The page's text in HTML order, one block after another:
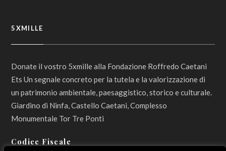
5XMILLE
Donate il vostro 5xmille alla Fondazione Roffredo Caetani
Ets Un segnale concreto per la tutela e la valorizzazione di
un patrimonio ambientale, paesaggistico, storico e culturale.
Giardino di Ninfa, Castello Caetani, Complesso
Monumentale Tor Tre Ponti
Codice Fiscale